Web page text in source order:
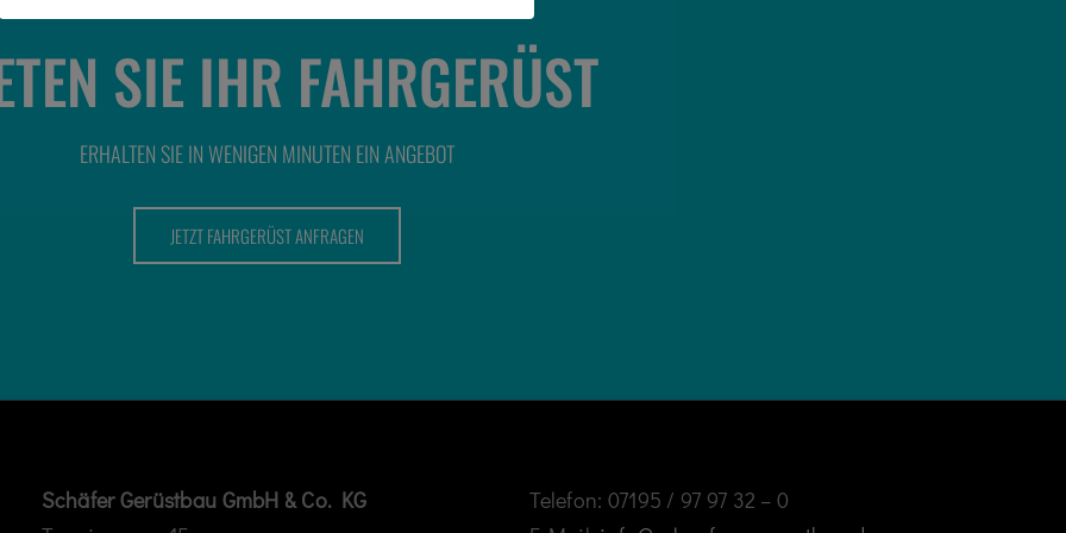
SIE IHR FAHRGERÜST
ERHALTEN SIE IN WENIGEN MINUTEN EIN ANGEBOT
JETZT FAHRGERÜST ANFRAGEN
Schäfer Gerüstbau GmbH & Co. KG
Telefon: 07195 / 97 97 32 – 0